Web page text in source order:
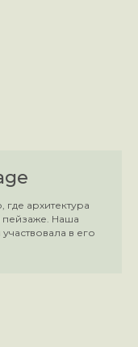
архитектура
пейзаже. Наша
в его